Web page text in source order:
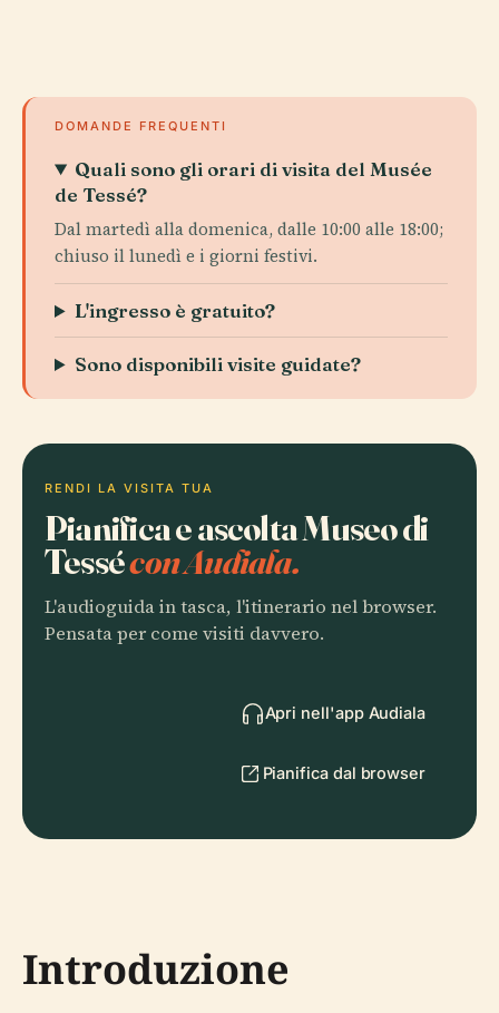
DOMANDE FREQUENTI
Quali sono gli orari di visita del Musée
de Tessé?
Dal martedì alla domenica, dalle 10:00 alle 18:00;
chiuso il lunedì e i giorni festivi.
L'ingresso è gratuito?
Sono disponibili visite guidate?
RENDI LA VISITA TUA
Pianifica e ascolta Museo di
Tessécon Audiala.
L'audioguida in tasca, l'itinerario nel browser.
Pensata per come visiti davvero.
Apri nell'app Audiala
Pianifica dal browser
Introduzione